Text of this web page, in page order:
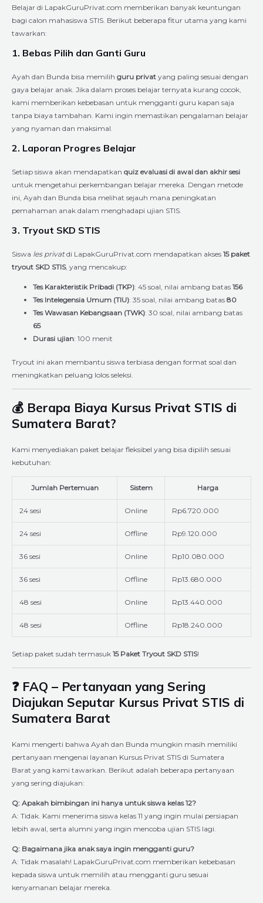
Belajar di LapakGuruPrivat.com memberikan banyak keuntungan
bagi calon mahasiswa STIS. Berikut beberapa fitur utama yang kami
tawarkan:
1. Bebas Pilih dan Ganti Guru
Ayah dan Bunda bisa memilih guru privat yang paling sesuai dengan
gaya belajar anak. Jika dalam proses belajar ternyata kurang cocok,
kami memberikan kebebasan untuk mengganti guru kapan saja
tanpa biaya tambahan. Kami ingin memastikan pengalaman belajar
yang nyaman dan maksimal.
2. Laporan Progres Belajar
Setiap siswa akan mendapatkan quiz evaluasi di awal dan akhir sesi
untuk mengetahui perkembangan belajar mereka. Dengan metode
ini, Ayah dan Bunda bisa melihat sejauh mana peningkatan
pemahaman anak dalam menghadapi ujian STIS.
3. Tryout SKD STIS
Siswa les privatdi LapakGuruPrivat.com mendapatkan akses 15 paket
tryout SKD STIS, yang mencakup:
Tes Karakteristik Pribadi (TKP): 45 soal, nilai ambang batas 156
Tes Intelegensia Umum (TIU): 35 soal, nilai ambang batas 80
Tes Wawasan Kebangsaan (TWK): 30 soal, nilai ambang batas
65
Durasi ujian: 100 menit
Tryout ini akan membantu siswa terbiasa dengan format soal dan
meningkatkan peluang lolos seleksi.
💰 Berapa Biaya Kursus Privat STIS di
Sumatera Barat?
Kami menyediakan paket belajar fleksibel yang bisa dipilih sesuai
kebutuhan:
Jumlah Pertemuan Sistem Harga
24 sesi Online Rp6.720.000
24 sesi Offline Rp9.120.000
36 sesi Online Rp10.080.000
36 sesi Offline Rp13.680.000
48 sesi Online Rp13.440.000
48 sesi Offline Rp18.240.000
Setiap paket sudah termasuk 15 Paket Tryout SKD STIS!
❓ FAQ – Pertanyaan yang Sering
Diajukan Seputar Kursus Privat STIS di
Sumatera Barat
Kami mengerti bahwa Ayah dan Bunda mungkin masih memiliki
pertanyaan mengenai layanan Kursus Privat STIS di Sumatera
Barat yang kami tawarkan. Berikut adalah beberapa pertanyaan
yang sering diajukan:
Q: Apakah bimbingan ini hanya untuk siswa kelas 12?
A: Tidak. Kami menerima siswa kelas 11 yang ingin mulai persiapan
lebih awal, serta alumni yang ingin mencoba ujian STIS lagi.
Q: Bagaimana jika anak saya ingin mengganti guru?
A: Tidak masalah! LapakGuruPrivat.com memberikan kebebasan
kepada siswa untuk memilih atau mengganti guru sesuai
kenyamanan belajar mereka.